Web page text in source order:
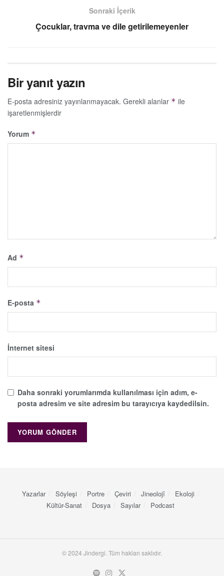
Sonraki İçerik
Çocuklar, travma ve dile getirilemeyenler
Bir yanıt yazın
E-posta adresiniz yayınlanmayacak. Gerekli alanlar * ile
işaretlenmişlerdir
Yorum *
Ad *
E-posta *
İnternet sitesi
Daha sonraki yorumlarımda kullanılması için adım, e-
posta adresim ve site adresim bu tarayıcıya kaydedilsin.
Yazarlar Söyleşi Portre Çeviri Jineolojî
Ekoloji
Kültür-Sanat
Dosya Sayılar Podcast
© 2024 Jindergi. Tüm hakları saklıdır.